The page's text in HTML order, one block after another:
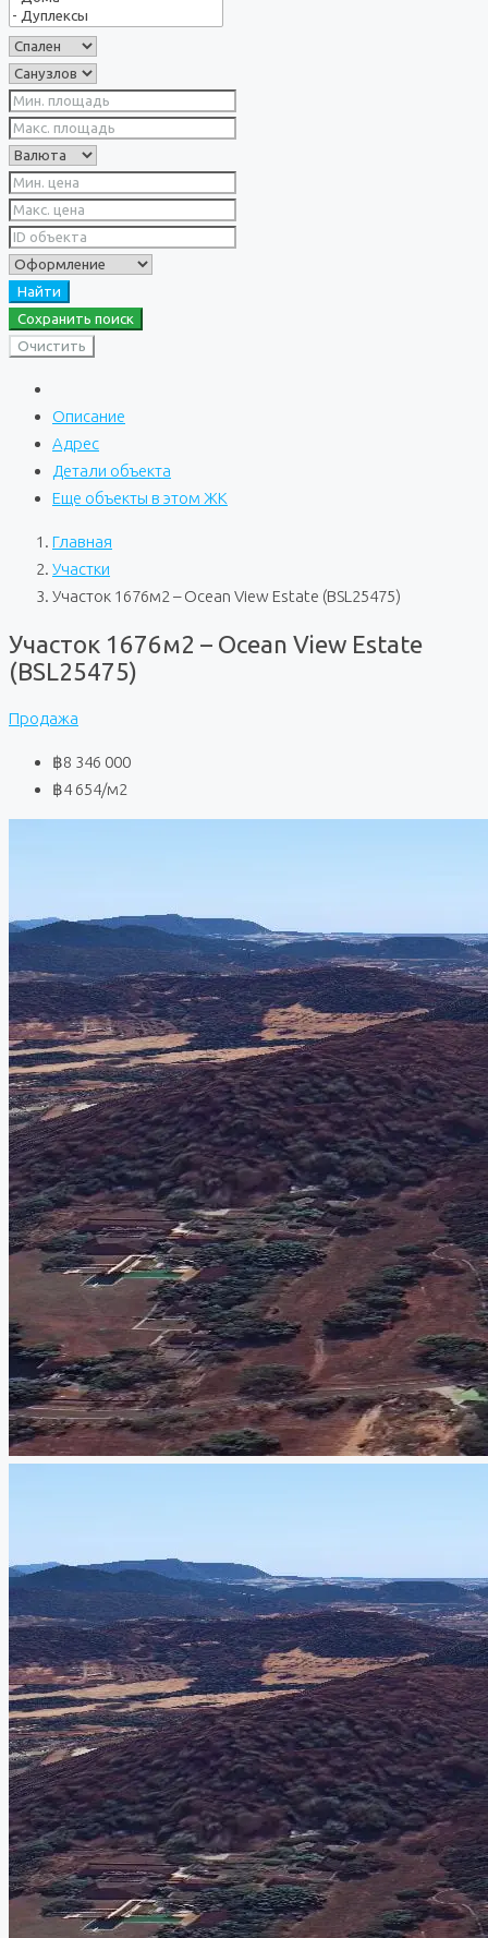
Найти
Сохранить поиск
Очистить
Описание
Адрес
Детали объекта
Еще объекты в этом ЖК
Главная
Участки
Участок 1676м2 – Ocean View Estate (BSL25475)
Участок 1676м2 – Ocean View Estate
(BSL25475)
Продажа
฿8 346 000
฿4 654/м2